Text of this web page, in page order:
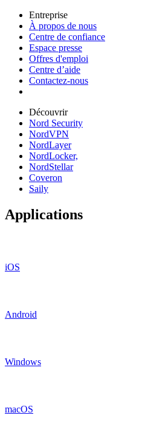
Entreprise
À propos de nous
Centre de confiance
Espace presse
Offres d'emploi
Centre d’aide
Contactez-nous
Découvrir
Nord Security
NordVPN
NordLayer
NordLocker,
NordStellar
Coveron
Saily
Applications
iOS
Android
Windows
macOS